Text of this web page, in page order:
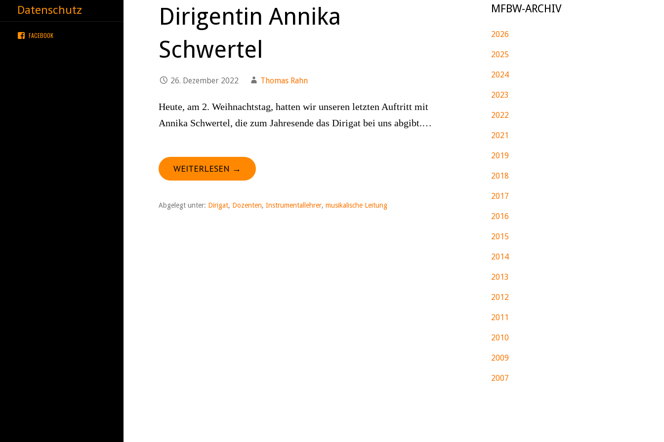
Datenschutz
FACEBOOK
Dirigentin Annika
Schwertel
26. Dezember 2022 Thomas Rahn
Heute, am 2. Weihnachtstag, hatten wir unseren letzten Auftritt mit
Annika Schwertel, die zum Jahresende das Dirigat bei uns abgibt.…
WEITERLESEN →
Abgelegt unter: Dirigat, Dozenten, Instrumentallehrer, musikalische Leitung
MFBW-ARCHIV
2026
2025
2024
2023
2022
2021
2019
2018
2017
2016
2015
2014
2013
2012
2011
2010
2009
2007